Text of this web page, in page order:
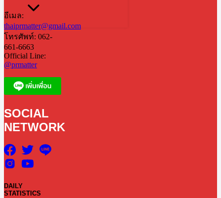
อีเมล:
thaiprmatter@gmail.com
โทรศัพท์: 062-
661-6663
Official Line:
@prmatter
SOCIAL
NETWORK
DAILY
STATISTICS